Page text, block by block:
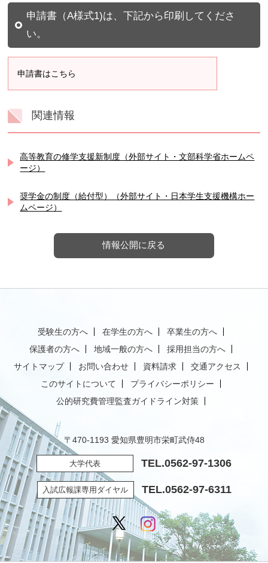
申請書（A様式1)は、下記から印刷してくださ
い。
申請書はこちら
関連情報
高等教育の修学支援新制度（外部サイト・文部科学省ホームペ
ージ）
奨学金の制度（給付型）（外部サイト・日本学生支援機構ホー
ムページ）
情報公開に戻る
受験生の方へ 在学生の方へ
卒業生の方へ
保護者の方へ
地域一般の方へ
採用担当の方へ
サイトマップ
お問い合わせ 資料請求
交通アクセス
このサイトについて
プライバシーポリシー
公的研究費管理監査ガイドライン対策
〒470-1193 愛知県豊明市栄町武侍48
大学代表 TEL.0562-97-1306
入試広報課専用ダイヤル TEL.0562-97-6311